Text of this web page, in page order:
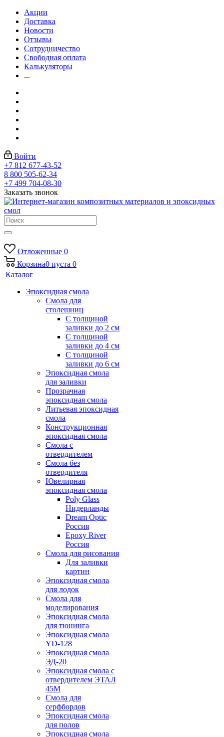
Акции
Доставка
Новости
Отзывы
Сотрудничество
Свободная оплата
Калькуляторы
...
Войти
+7 812 677-43-52
8 800 505-62-34
+7 499 704-08-30
Заказать звонок
Отложенные 0
Корзина0 пуста 0
Каталог
Эпоксидная смола
Смола для
столешниц
С толщиной
заливки до 2 см
С толщиной
заливки до 4 см
С толщиной
заливки до 6 см
Эпоксидная смола
для заливки
Прозрачная
эпоксидная смола
Литьевая эпоксидная
смола
Конструкционная
эпоксидная смола
Смола с
отвердителем
Смола без
отвердителя
Ювелирная
эпоксидная смола
Poly Glass
Нидерланды
Dream Optic
Россия
Epoxy River
Россия
Смола для рисования
Для заливки
картин
Эпоксидная смола
для лодок
Смола для
моделирования
Эпоксидная смола
для тюнинга
Эпоксидная смола
YD-128
Эпоксидная смола
ЭД-20
Эпоксидная смола с
отвердителем ЭТАЛ
45М
Смола для
серфбордов
Эпоксидная смола
для полов
Эпоксидная смола